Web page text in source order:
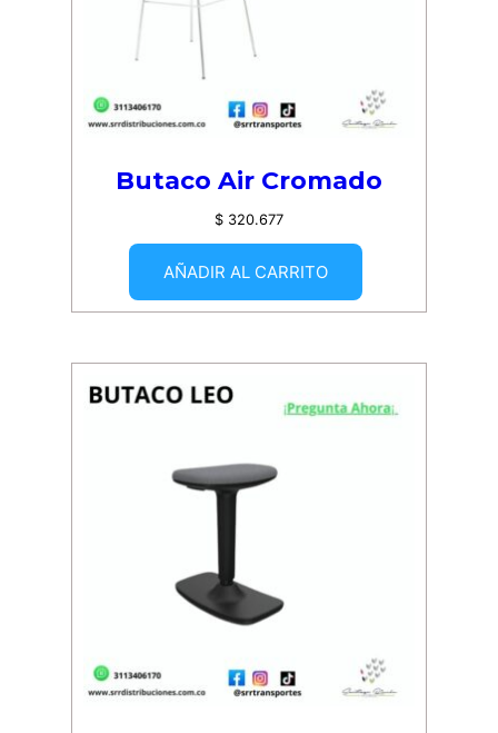
Butaco Air Cromado
$ 320.677
AÑADIR AL CARRITO